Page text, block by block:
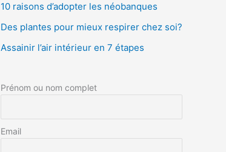
r
:
10 raisons d’adopter les néobanques
Des plantes pour mieux respirer chez soi?
Assainir l’air intérieur en 7 étapes
Prénom ou nom complet
Email